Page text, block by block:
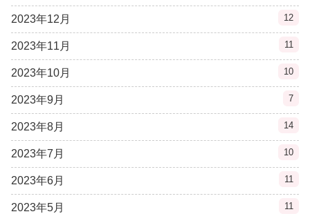
2023年12月 12
2023年11月 11
2023年10月 10
2023年9月 7
2023年8月 14
2023年7月 10
2023年6月 11
2023年5月 11